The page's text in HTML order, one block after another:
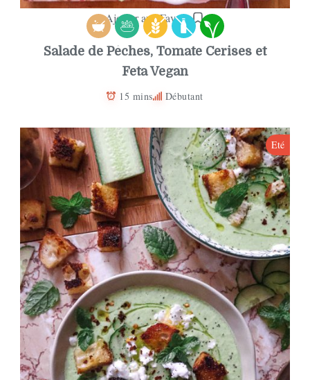
Ajouter aux Favoris
Salade de Pêches, Tomate Cerises et
Feta Vegan
15 mins Débutant
Eté